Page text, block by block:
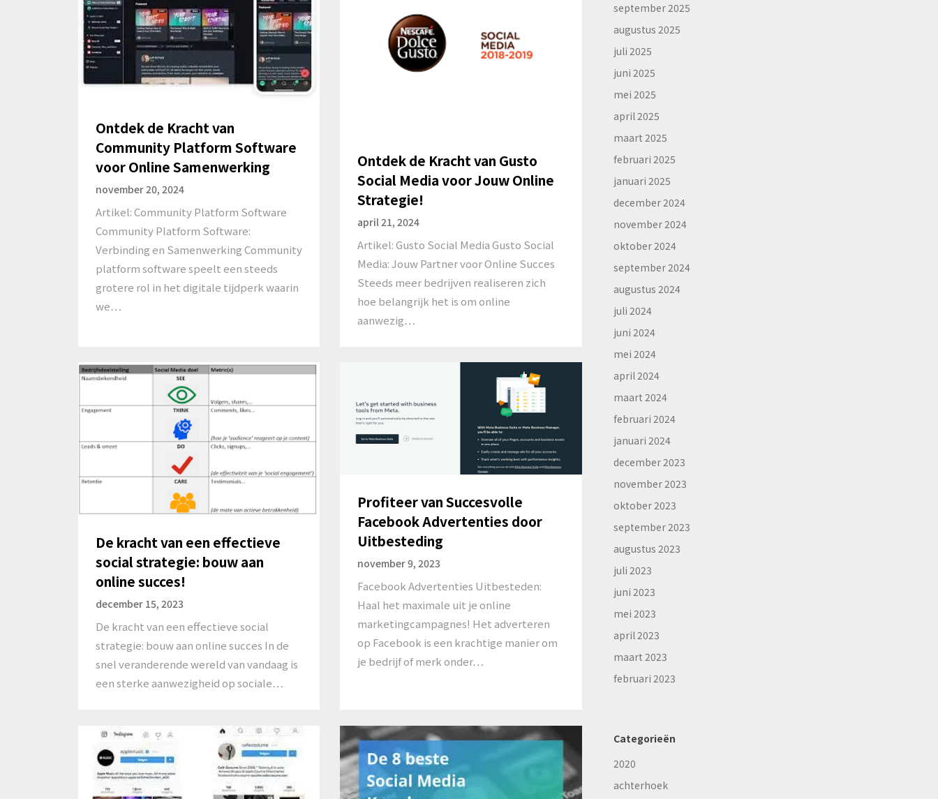
Ontdek de Kracht van
Community Platform Software
voor Online Samenwerking
november 20, 2024
Artikel: Community Platform Software
Community Platform Software:
Verbinding en Samenwerking Community
platform software speelt een steeds
grotere rol in het digitale tijdperk waarin
we…
Ontdek de Kracht van Gusto
Social Media voor Jouw Online
Strategie!
april 21, 2024
Artikel: Gusto Social Media Gusto Social
Media: Jouw Partner voor Online Succes
Steeds meer bedrijven realiseren zich
hoe belangrijk het is om online
aanwezig…
De kracht van een effectieve
social strategie: bouw aan
online succes!
december 15, 2023
De kracht van een effectieve social
strategie: bouw aan online succes In de
snel veranderende wereld van vandaag is
een sterke aanwezigheid op sociale…
Profiteer van Succesvolle
Facebook Advertenties door
Uitbesteding
november 9, 2023
Facebook Advertenties Uitbesteden:
Haal het maximale uit je online
marketingcampagnes! Het adverteren
op Facebook is een krachtige manier om
je bedrijf of merk onder…
september 2025
augustus 2025
juli 2025
juni 2025
mei 2025
april 2025
maart 2025
februari 2025
januari 2025
december 2024
november 2024
oktober 2024
september 2024
augustus 2024
juli 2024
juni 2024
mei 2024
april 2024
maart 2024
februari 2024
januari 2024
december 2023
november 2023
oktober 2023
september 2023
augustus 2023
juli 2023
juni 2023
mei 2023
april 2023
maart 2023
februari 2023
Categorieën
2020
achterhoek